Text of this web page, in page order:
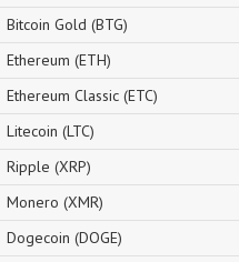
Bitcoin Gold (BTG)
Ethereum (ETH)
Ethereum Classic (ETC)
Litecoin (LTC)
Ripple (XRP)
Monero (XMR)
Dogecoin (DOGE)